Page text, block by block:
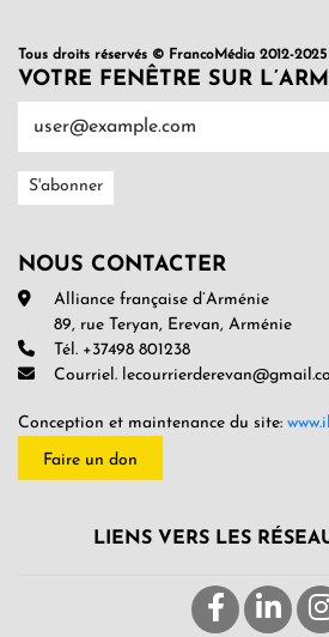
Tous droits réservés © FrancoMédia 2012-2025
VOTRE FENÊTRE SUR
NOUS CONTACTER
Alliance française d’Arménie
89, rue Teryan, Erevan, Arménie
Tél. +37498 801238
Courriel.
Conception et maintenance du site:
Faire un don
LIENS VERS LES